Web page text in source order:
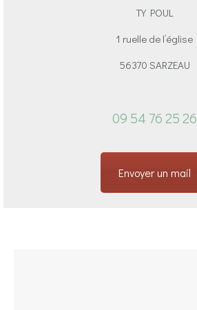
TY POUL
1 ruelle de l’église
56370 SARZEAU
09 54 76 25 26
Envoyer un mail